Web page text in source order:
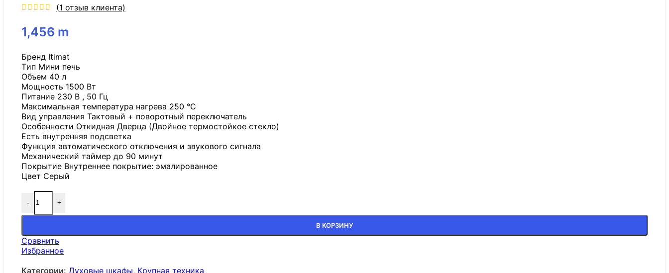
(1 отзыв клиента)
1,456 m
Бренд Itimat
Tип Мини печь
Объем 40 л
Мощность 1500 Вт
Питание 230 В , 50 Гц
Максимальная температура нагрева 250 °C
Вид управления Тактовый + поворотный переключатель
Особенности Откидная Дверца (Двойное термостойкое стекло)
Есть внутренняя подсветка
Функция автоматического отключения и звукового сигнала
Механический таймер до 90 минут
Покрытие Внутреннее покрытие: эмалированное
Цвет Серый
- +
В КОРЗИНУ
Сравнить
Избранное
Категории: Духовые шкафы, Крупная техника